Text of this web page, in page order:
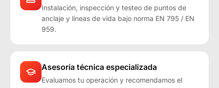
Instalación, inspección y testeo de puntos de
anclaje y líneas de vida bajo norma EN 795 / EN
959.
Asesoría técnica especializada
Evaluamos tu operación y recomendamos el